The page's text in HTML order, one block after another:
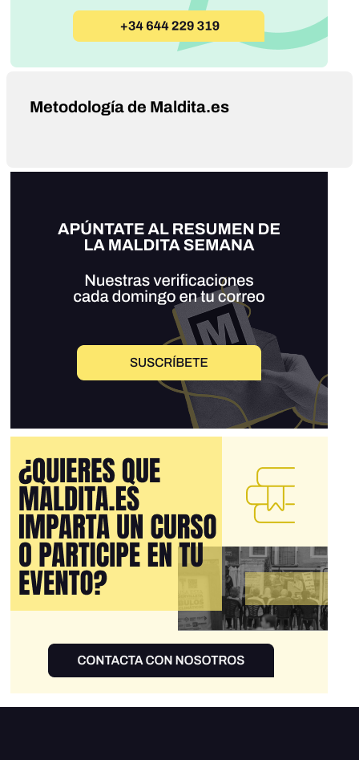
Metodología de Maldita.es